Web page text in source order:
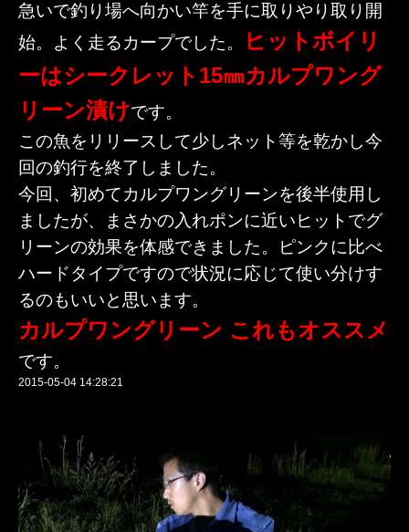
急いで釣り場へ向かい竿を手に取りやり取り開
始。よく走るカープでした。
ヒットボイリ
ーはシークレット15㎜カルプワング
リーン漬けです。
この魚をリリースして少しネット等を乾かし今
回の釣行を終了しました。
今回、初めてカルプワングリーンを後半使用し
ましたが、まさかの入れポンに近いヒットでグ
リーンの効果を体感できました。ピンクに比べ
ハードタイプですので状況に応じて使い分けす
るのもいいと思います。
カルプワングリーン これもオススメ
です。
2015-05-04 14:28:21